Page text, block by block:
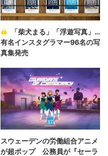
「柴犬まる」「浮遊写真」…
有名インスタグラマー96名の写
真集発売
スウェーデンの労働組合アニメ
が超ポップ 公務員が『セーラ